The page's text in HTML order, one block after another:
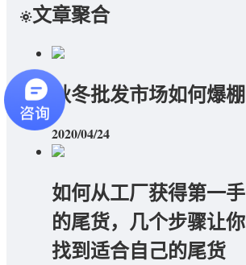
文章聚合
秋冬批发市场如何爆棚
2020/04/24
如何从工厂获得第一手
的尾货，几个步骤让你
找到适合自己的尾货